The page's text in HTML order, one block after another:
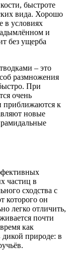
быстроте
вида. Хорошо
в условиях
и
без ущерба
– это
размножения
При
очень
приближаются к
новые
частиц в
сходства с
которого он
легко отличить,
почти
как
дикой природе: в